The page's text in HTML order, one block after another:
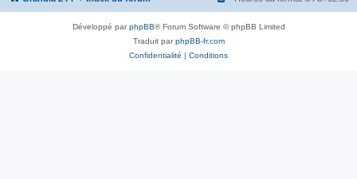
h
Développé parphpBB® Forum Software © phpBB Limited
Traduit parphpBB-fr.com
Confidentialité | Conditions